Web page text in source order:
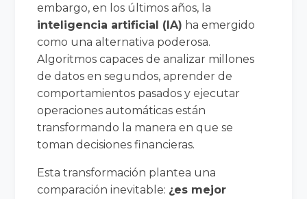
embargo, en los últimos años, la
inteligencia artificial (IA) ha emergido
como una alternativa poderosa.
Algoritmos capaces de analizar millones
de datos en segundos, aprender de
comportamientos pasados y ejecutar
operaciones automáticas están
transformando la manera en que se
toman decisiones financieras.
Esta transformación plantea una
comparación inevitable: ¿es mejor